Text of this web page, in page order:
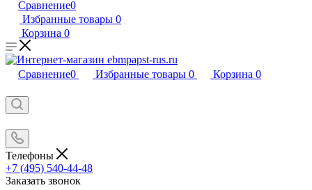
Сравнение0
Избранные товары 0
Корзина 0
Сравнение0 Избранные товары 0 Корзина 0
Телефоны
+7 (495) 540-44-48
Заказать звонок